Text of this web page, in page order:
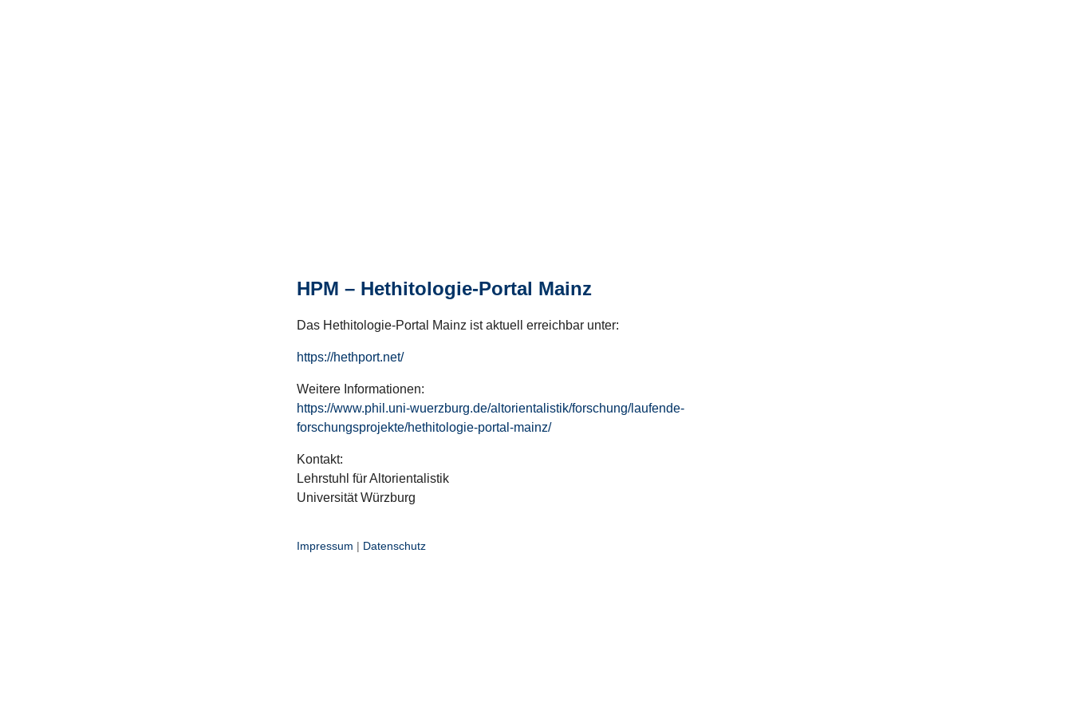
HPM – Hethitologie-Portal Mainz
Das Hethitologie-Portal Mainz ist aktuell erreichbar unter:
https://hethport.net/
Weitere Informationen:
https://www.phil.uni-wuerzburg.de/altorientalistik/forschung/laufende-
forschungsprojekte/hethitologie-portal-mainz/
Kontakt:
Lehrstuhl für Altorientalistik
Universität Würzburg
Impressum | Datenschutz